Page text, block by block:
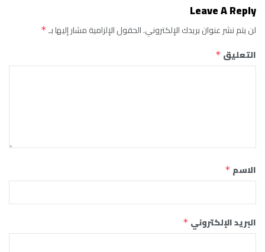
Leave A Reply
لن يتم نشر عنوان بريدك الإلكتروني.الحقول الإلزامية مشار إليها بـ*
التعليق *
الاسم *
البريد الإلكتروني *